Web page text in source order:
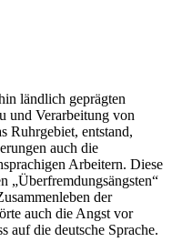
ländlich geprägten
und Verarbeitung von
Ruhrgebiet, entstand,
auch die
Arbeitern. Diese
„Überfremdungsängsten“
der
auch die Angst vor
auf die deutsche Sprache.